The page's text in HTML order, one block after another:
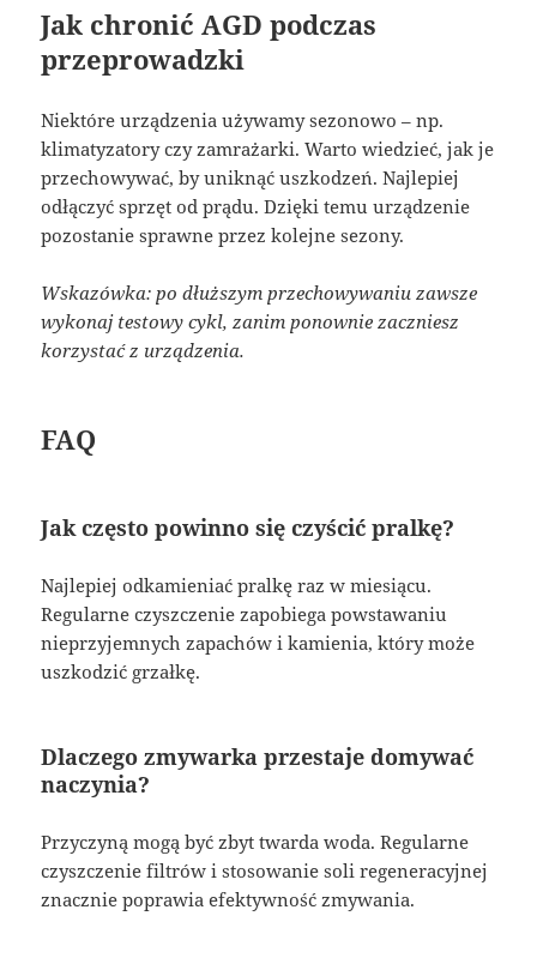
Jak chronić AGD podczas
przeprowadzki
Niektóre urządzenia używamy sezonowo – np.
klimatyzatory czy zamrażarki. Warto wiedzieć, jak je
przechowywać, by uniknąć uszkodzeń. Najlepiej
odłączyć sprzęt od prądu. Dzięki temu urządzenie
pozostanie sprawne przez kolejne sezony.
Wskazówka: po dłuższym przechowywaniu zawsze
wykonaj testowy cykl, zanim ponownie zaczniesz
korzystać z urządzenia.
FAQ
Jak często powinno się czyścić pralkę?
Najlepiej odkamieniać pralkę raz w miesiącu.
Regularne czyszczenie zapobiega powstawaniu
nieprzyjemnych zapachów i kamienia, który może
uszkodzić grzałkę.
Dlaczego zmywarka przestaje domywać
naczynia?
Przyczyną mogą być zbyt twarda woda. Regularne
czyszczenie filtrów i stosowanie soli regeneracyjnej
znacznie poprawia efektywność zmywania.